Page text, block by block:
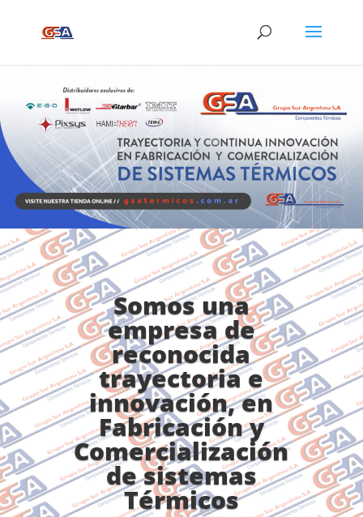
Somos una
empresa de
reconocida
trayectoria e
innovación, en
Fabricación y
Comercialización
de sistemas
Térmicos